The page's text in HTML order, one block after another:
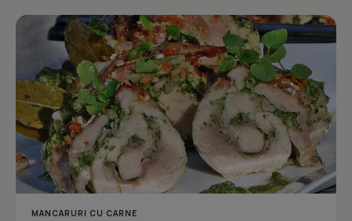
MANCARURI CU CARNE